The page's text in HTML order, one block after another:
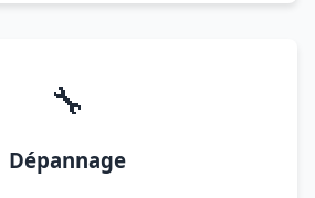
🔧
Dépannage